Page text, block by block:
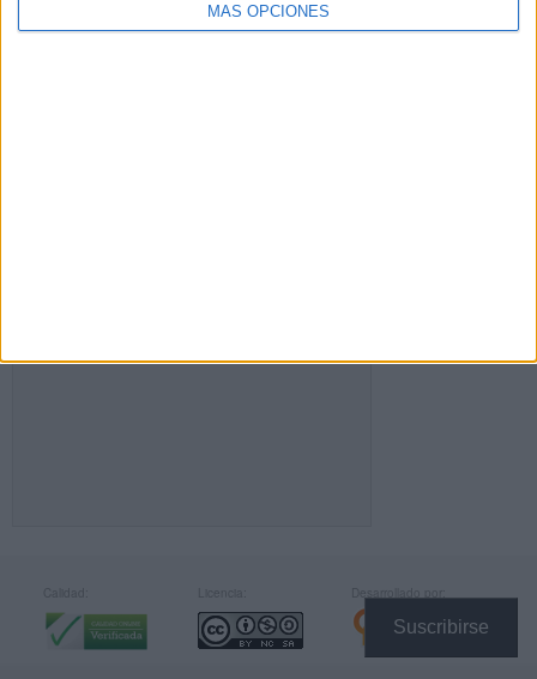
MÁS OPCIONES
Suscribirse
SIGUE NUESTROS TABLEROS EN